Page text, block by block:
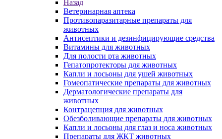
Назад
Ветеринарная аптека
Противопаразитарные препараты для
животных
Антисептики и дезинфицирующие средства
Витамины для животных
Для полости рта животных
Гепатопротекторы для животных
Капли и лосьоны для ушей животных
Гомеопатические препараты для животных
Дерматологические препараты для
животных
Контрацепция для животных
Обезболивающие препараты для животных
Капли и лосьоны для глаз и носа животных
Препараты для ЖКТ животных